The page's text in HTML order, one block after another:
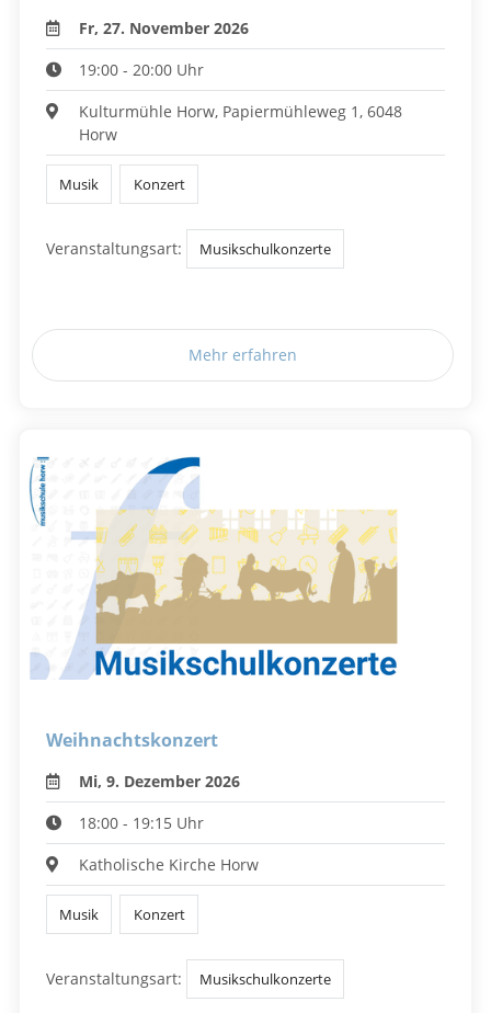
Fr, 27. November 2026
19:00 - 20:00 Uhr
Kulturmühle Horw, Papiermühleweg 1, 6048
Horw
Musik Konzert
Veranstaltungsart: Musikschulkonzerte
Mehr erfahren
Weihnachtskonzert
Mi, 9. Dezember 2026
18:00 - 19:15 Uhr
Katholische Kirche Horw
Musik Konzert
Veranstaltungsart: Musikschulkonzerte